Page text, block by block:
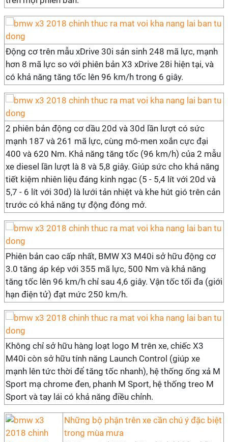
Động cơ trên mẫu xDrive 30i sản sinh 248 mã lực, mạnh
hơn 8 mã lực so với phiên bản X3 xDrive 28i hiện tại, và
có khả năng tăng tốc lên 96 km/h trong 6 giây.
2 phiên bản động cơ dầu 20d và 30d lần lượt có sức
mạnh 187 và 261 mã lực, cùng mô-men xoắn cực đại
400 và 620 Nm. Khả năng tăng tốc (96 km/h) của 2 mẫu
xe diesel lần lượt là 8 và 5,8 giây. Giúp sức cho khả năng
tiết kiệm nhiên liệu đáng kinh ngạc (5 - 5,4 lít với 20d và
5,7 - 6 lít với 30d) là lưới tản nhiệt và khe hút gió trên cản
trước có khả năng tự động đóng mở.
Phiên bản cao cấp nhất, BMW X3 M40i sở hữu động cơ
3.0 tăng áp kép với 355 mã lực, 500 Nm và khả năng
tăng tốc lên 96 km/h chỉ sau 4,6 giây. Vận tốc tối đa (giới
hạn điện tử) đạt mức 250 km/h.
Không chỉ sở hữu hàng loạt logo M trên xe, chiếc X3
M40i còn sở hữu tính năng Launch Control (giúp xe
mạnh lên tức thời để tăng tốc nhanh), hệ thống ống xả M
Sport mạ chrome đen, phanh M Sport, hệ thống treo M
Sport và tay lái có khả năng điều chỉnh.
Những bộ phận trên xe cần chú ý đặc biệt
trong mùa mưa